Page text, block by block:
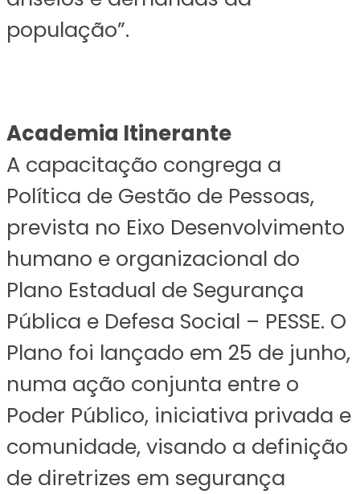
população”.
Academia Itinerante
A capacitação congrega a
Política de Gestão de Pessoas,
prevista no Eixo Desenvolvimento
humano e organizacional do
Plano Estadual de Segurança
Pública e Defesa Social – PESSE. O
Plano foi lançado em 25 de junho,
numa ação conjunta entre o
Poder Público, iniciativa privada e
comunidade, visando a definição
de diretrizes em segurança